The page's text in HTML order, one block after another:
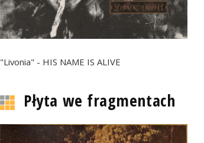
"Livonia" - HIS NAME IS ALIVE
Płyta we fragmentach